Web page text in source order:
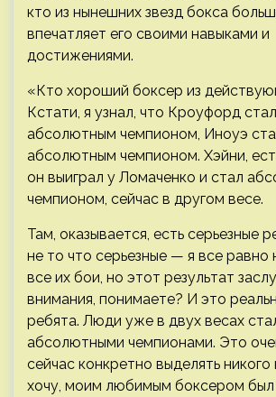
кто из нынешних звезд бокса
впечатляет его своими навыками и
достижениями.
«Кто хороший боксер из
Кстати, я узнал, что Кроуфорд
абсолютным чемпионом, Иноуэ
абсолютным чемпионом. Хэйни,
он выиграл у Ломаченко и стал
чемпионом, сейчас в другом весе.
Там, оказывается, есть серьезные
не то что серьезные — я все равно
все их бои, но этот результат
внимания, понимаете? И это
ребята. Люди уже в двух весах
абсолютными чемпионами. Это
сейчас конкретно выделять никого
хочу, моим любимым боксером был